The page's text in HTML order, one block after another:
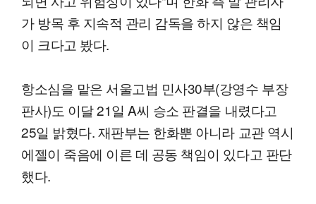
가 방목 후 지속적 관리 감독을 하지 않은 책임
이 크다고 봤다.
항소심을 맡은 서울고법 민사30부(강영수 부장
판사)도 이달 21일 A씨 승소 판결을 내렸다고
25일 밝혔다. 재판부는 한화뿐 아니라 교관 역시
에젤이 죽음에 이른 데 공동 책임이 있다고 판단
했다.